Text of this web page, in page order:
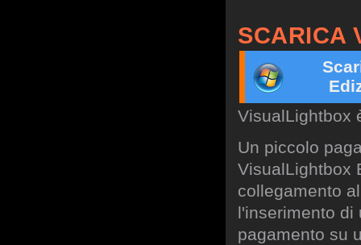
SCARICA
VisualLightbox
Un piccolo
VisualLightbox
collegamento
l'inserimento di
pagamento su